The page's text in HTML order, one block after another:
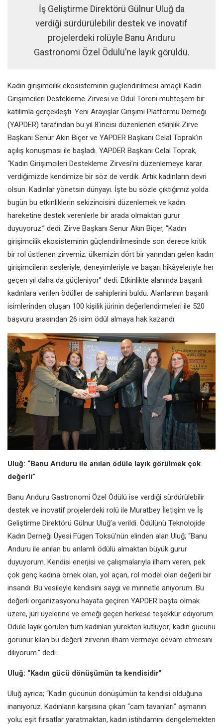
İş Geliştirme Direktörü Gülnur Uluğ da
verdiği sürdürülebilir destek ve inovatif
projelerdeki rolüyle Banu Arıduru
Gastronomi Özel Ödülü’ne layık görüldü.
Kadın girişimcilik ekosisteminin güçlendirilmesi amaçlı Kadın
Girişimcileri Destekleme Zirvesi ve Ödül Töreni muhteşem bir
katılımla gerçekleşti. Yeni Arayışlar Girişimi Platformu Derneği
(YAPDER) tarafından bu yıl 8’incisi düzenlenen etkinlik Zirve
Başkanı Senur Akın Biçer ve YAPDER Başkanı Celal Toprak’ın
açılış konuşması ile başladı. YAPDER Başkanı Celal Toprak,
“Kadın Girişimcileri Destekleme Zirvesi’ni düzenlemeye karar
verdiğimizde kendimize bir söz de verdik. Artık kadınların devri
olsun. Kadınlar yönetsin dünyayı. İşte bu sözle çıktığımız yolda
bugün bu etkinliklerin sekizincisini düzenlemek ve kadın
hareketine destek verenlerle bir arada olmaktan gurur
duyuyoruz.” dedi. Zirve Başkanı Senur Akın Biçer, “Kadın
girişimcilik ekosisteminin güçlendirilmesinde son derece kritik
bir rol üstlenen zirvemiz; ülkemizin dört bir yanından gelen kadın
girişimcilerin sesleriyle, deneyimleriyle ve başarı hikâyeleriyle her
geçen yıl daha da güçleniyor” dedi. Etkinlikte alanında başarılı
kadınlara verilen ödüller de sahiplerini buldu. Alanlarının başarılı
isimlerinden oluşan 100 kişilik jürinin değerlendirmeleri ile 520
başvuru arasından 26 isim ödül almaya hak kazandı.
Uluğ: “Banu Arıduru ile anılan ödüle layık görülmek çok
değerli”
Banu Arıduru Gastronomi Özel Ödülü ise verdiği sürdürülebilir
destek ve inovatif projelerdeki rolü ile Muratbey İletişim ve İş
Geliştirme Direktörü Gülnur Uluğ’a verildi. Ödülünü Teknolojide
Kadın Derneği Üyesi Fügen Toksü’nün elinden alan Uluğ; “Banu
Arıduru ile anılan bu anlamlı ödülü almaktan büyük gurur
duyuyorum. Kendisi enerjisi ve çalışmalarıyla ilham veren, pek
çok genç kadına örnek olan, yol açan, rol model olan değerli bir
insandı. Bu vesileyle kendisini saygı ve minnetle anıyorum. Bu
değerli organizasyonu hayata geçiren YAPDER başta olmak
üzere, jüri üyelerine ve emeği geçen herkese teşekkür ediyorum.
Ödüle layık görülen tüm kadınları yürekten kutluyor; kadın gücünü
görünür kılan bu değerli zirvenin ilham vermeye devam etmesini
diliyorum.” dedi.
Uluğ: “Kadın gücü dönüşümün ta kendisidir”
Uluğ ayrıca; “Kadın gücünün dönüşümün ta kendisi olduğuna
inanıyoruz. Kadınların karşısına çıkan “cam tavanları” aşmanın
yolu; eşit fırsatlar yaratmaktan, kadın istihdamını dengelemekten